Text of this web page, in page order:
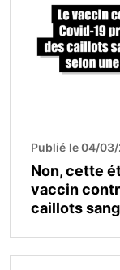
Publié le 04/
Non, cette
vaccin
caillots